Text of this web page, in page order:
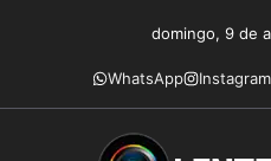
conteúdo
domingo, 9 de
WhatsApp Instagram